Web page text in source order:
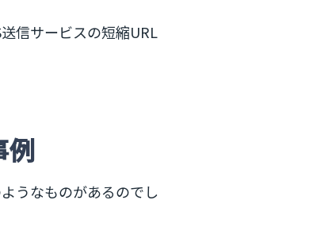
信サービスの短縮URL
例
うなものがあるのでし